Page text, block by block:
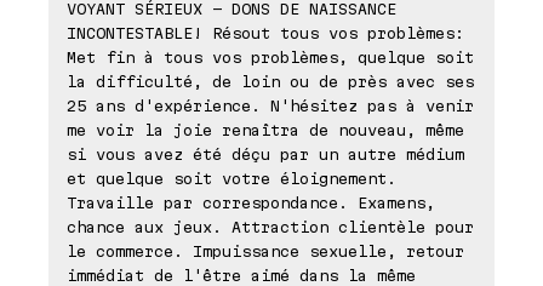
VOYANT SÉRIEUX - DONS DE NAISSANCE
INCONTESTABLE! Résout tous vos problèmes:
Met fin à tous vos problèmes, quelque soit
la difficulté, de loin ou de près avec ses
25 ans d'expérience. N'hésitez pas à venir
me voir la joie renaîtra de nouveau, même
si vous avez été déçu par un autre médium
et quelque soit votre éloignement.
Travaille par correspondance. Examens,
chance aux jeux. Attraction clientèle pour
le commerce. Impuissance sexuelle, retour
immédiat de l'être aimé dans la même